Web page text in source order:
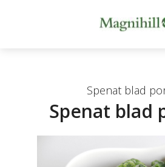
Spenat blad
Spenat blad